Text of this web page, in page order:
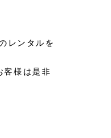
レンタルを
客様は是非